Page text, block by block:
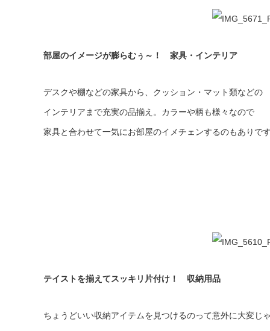
部屋のイメージが膨らむぅ～！ 家具・インテリア
デスクや棚などの家具から、クッション・マット類などの
インテリアまで充実の品揃え。カラーや柄も様々なので
家具と合わせて一気にお部屋のイメチェンするのもありで
テイストを揃えてスッキリ片付け！ 収納用品
ちょうどいい収納アイテムを見つけるのって意外に大変じ